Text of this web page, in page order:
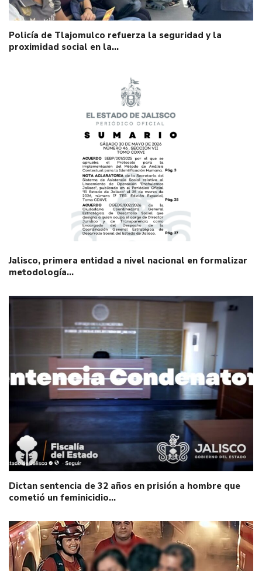
Policía de Tlajomulco refuerza la seguridad y la
proximidad social en la…
Jalisco, primera entidad a nivel nacional en formalizar
metodología…
Dictan sentencia de 32 años en prisión a hombre que
cometió un feminicidio…